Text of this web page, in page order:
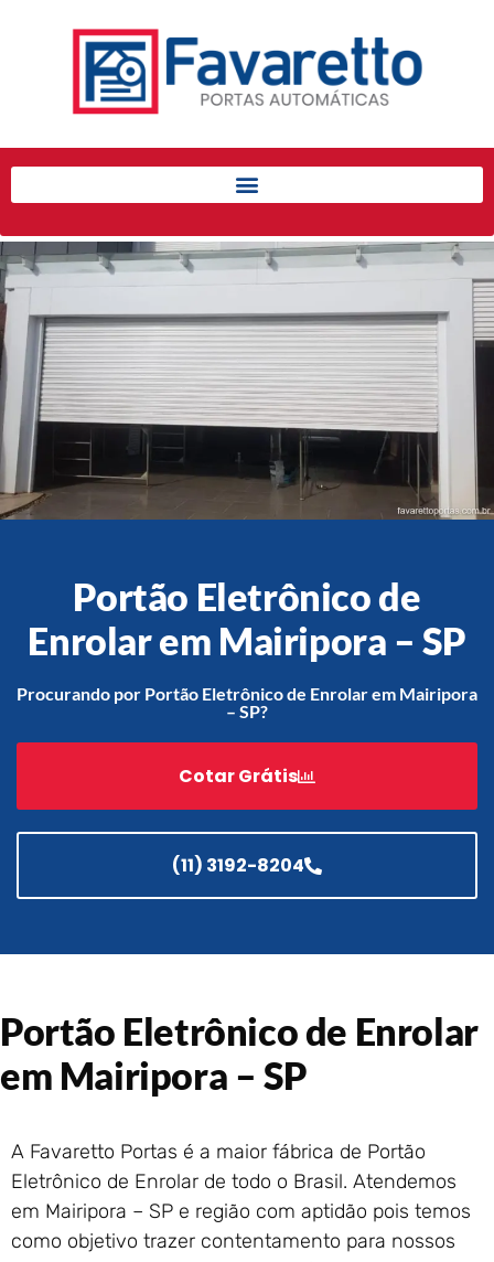
Início
Produtos
Automatizadores
Acessórios Para Portas de
Enrolar
Pintura eletrostática
Portfólio
Contato
Acessórios
Automatização
Portão de Garagem de
Aldeia – RJ
Portão de Garagem de
Enrolar em São João de
Enrolar em Rio das Ostras –
RJ
Portão de Garagem de
Enrolar em Petrópolis – RJ
Portão de Garagem de
Enrolar em Paraty – RJ
Portão de Garagem de
Portão Eletrônico de
Enrolar em Mairipora – SP
Procurando por Portão Eletrônico de Enrolar em Mairipora
– SP?
Cotar Grátis
(11) 3192-8204
Portão Eletrônico de Enrolar
em Mairipora – SP
A Favaretto Portas é a maior fábrica de Portão
Eletrônico de Enrolar de todo o Brasil. Atendemos
em Mairipora – SP e região com aptidão pois temos
como objetivo trazer contentamento para nossos